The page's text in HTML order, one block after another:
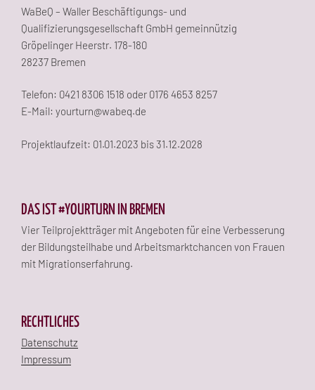
WaBeQ – Waller Beschäftigungs- und
Qualifizierungsgesellschaft GmbH gemeinnützig
Gröpelinger Heerstr. 178-180
28237 Bremen
Telefon: 0421 8306 1518 oder 0176 4653 8257
E-Mail: yourturn@wabeq.de
Projektlaufzeit: 01.01.2023 bis 31.12.2028
DAS IST #YOURTURN IN BREMEN
Vier Teilprojektträger mit Angeboten für eine Verbesserung
der Bildungsteilhabe und Arbeitsmarktchancen von Frauen
mit Migrationserfahrung.
RECHTLICHES
Datenschutz
Impressum